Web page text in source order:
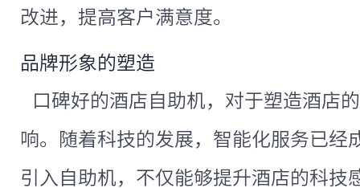
改进，提高客户满意度。
品牌形象的塑造
口碑好的酒店自助机，对于塑造酒店
响。随着科技的发展，智能化服务已经
引入自助机，不仅能够提升酒店的科技